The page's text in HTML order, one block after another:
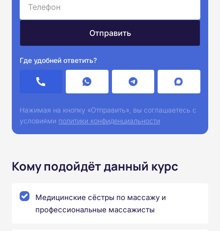
Где удобней ответить?
Нажимая на кнопку «Отправить», вы соглашаетесь с
условиями политики конфиденциальности
Кому подойдёт данный курс
Медицинские сёстры по массажу и
профессиональные массажисты